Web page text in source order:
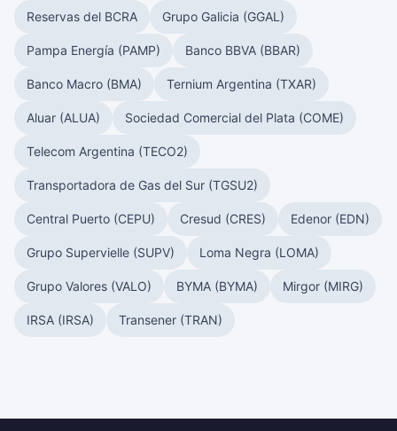
Reservas del BCRA Grupo Galicia (GGAL)
Pampa Energía (PAMP) Banco BBVA (BBAR)
Banco Macro (BMA) Ternium Argentina (TXAR)
Aluar (ALUA) Sociedad Comercial del Plata (COME)
Telecom Argentina (TECO2)
Transportadora de Gas del Sur (TGSU2)
Central Puerto (CEPU) Cresud (CRES) Edenor (EDN)
Grupo Supervielle (SUPV) Loma Negra (LOMA)
Grupo Valores (VALO) BYMA (BYMA) Mirgor (MIRG)
IRSA (IRSA) Transener (TRAN)